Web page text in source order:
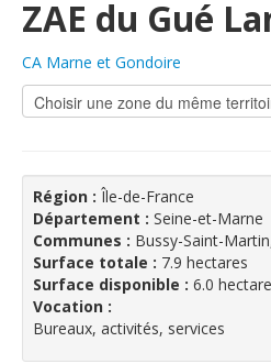
ZAE du Gué
CA Marne et Gondoire
Région : Île-de-France
Département : Seine-et-Marne
Communes : Bussy-Saint-
Surface totale : 7.9 hectares
Surface disponible : 6.0
Vocation :
Bureaux, activités, services